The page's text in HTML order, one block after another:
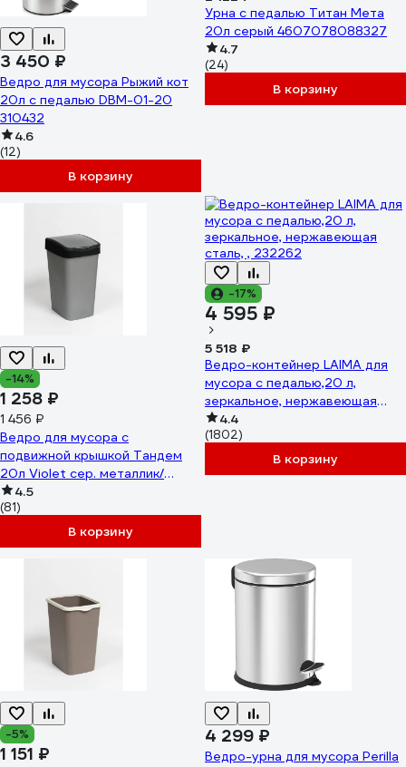
3 450 ₽
Ведро для мусора Рыжий кот
20л с педалью DBM-01-20
310432
4.6
(12)
В корзину
Урна с педалью Титан Мета
20л серый 4607078088327
4.7
(24)
В корзину
-14%
1 258 ₽
1 456 ₽
Ведро для мусора с
подвижной крышкой Тандем
20л Violet сер. металлик/
черный 842058
4.5
(81)
В корзину
-17%
4 595 ₽
5 518 ₽
Ведро-контейнер LAIMA для
мусора с педалью,20 л,
зеркальное, нержавеющая
сталь, , 232262
4.4
(1802)
В корзину
-5%
1 151 ₽
4 299 ₽
Ведро-урна для мусора Perilla